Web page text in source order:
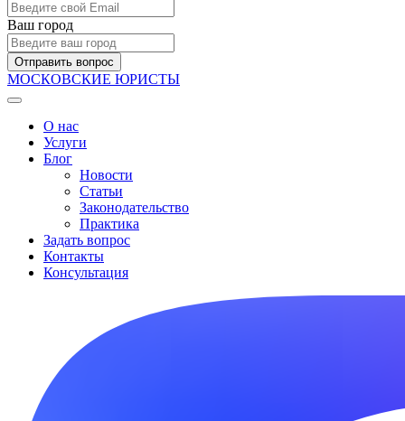
Ваш город
Отправить вопрос
МОСКОВСКИЕ ЮРИСТЫ
О нас
Услуги
Блог
Новости
Статьи
Законодательство
Практика
Задать вопрос
Контакты
Консультация